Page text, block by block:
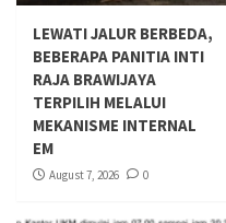
LEWATI JALUR BERBEDA,
BEBERAPA PANITIA INTI
RAJA BRAWIJAYA
TERPILIH MELALUI
MEKANISME INTERNAL
EM
August 7, 2026 0